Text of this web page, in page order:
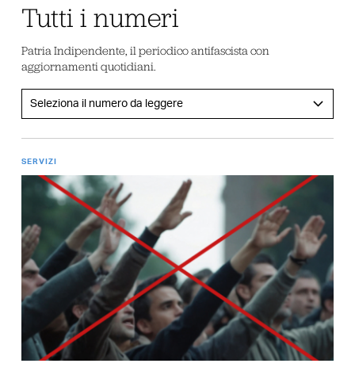
Tutti i numeri
Patria Indipendente, il periodico antifascista con
aggiornamenti quotidiani.
SERVIZI